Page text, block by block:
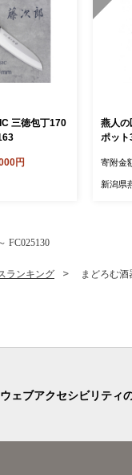
三徳包丁170
円
燕人の
ポッ
寄附金
新潟県
FC025130
ランキング まどろむ酒
ウェブアクセシビリティ